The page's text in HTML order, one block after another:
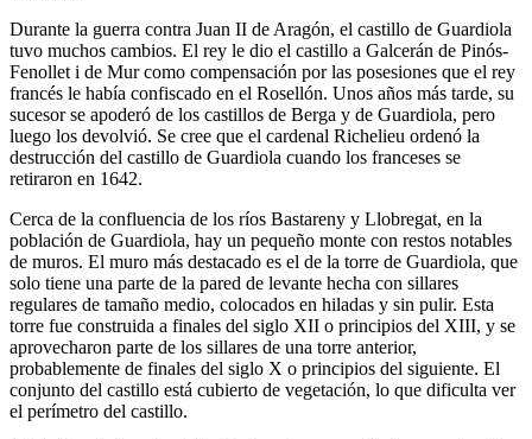
Durante la guerra contra Juan II de Aragón, el castillo de Guardiola
tuvo muchos cambios. El rey le dio el castillo a Galcerán de Pinós-
Fenollet i de Mur como compensación por las posesiones que el rey
francés le había confiscado en el Rosellón. Unos años más tarde, su
sucesor se apoderó de los castillos de Berga y de Guardiola, pero
luego los devolvió. Se cree que el cardenal Richelieu ordenó la
destrucción del castillo de Guardiola cuando los franceses se
retiraron en 1642.
Cerca de la confluencia de los ríos Bastareny y Llobregat, en la
población de Guardiola, hay un pequeño monte con restos notables
de muros. El muro más destacado es el de la torre de Guardiola, que
solo tiene una parte de la pared de levante hecha con sillares
regulares de tamaño medio, colocados en hiladas y sin pulir. Esta
torre fue construida a finales del siglo XII o principios del XIII, y se
aprovecharon parte de los sillares de una torre anterior,
probablemente de finales del siglo X o principios del siguiente. El
conjunto del castillo está cubierto de vegetación, lo que dificulta ver
el perímetro del castillo.